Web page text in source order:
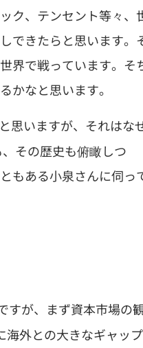
ク、テンセント等々、
できたらと思います。
界で戦っています。そ
かなと思います。
思いますが、それはな
その歴史も俯瞰しつ
もある小泉さんに伺っ
すが、まず資本市場の
海外との大きなギャップ